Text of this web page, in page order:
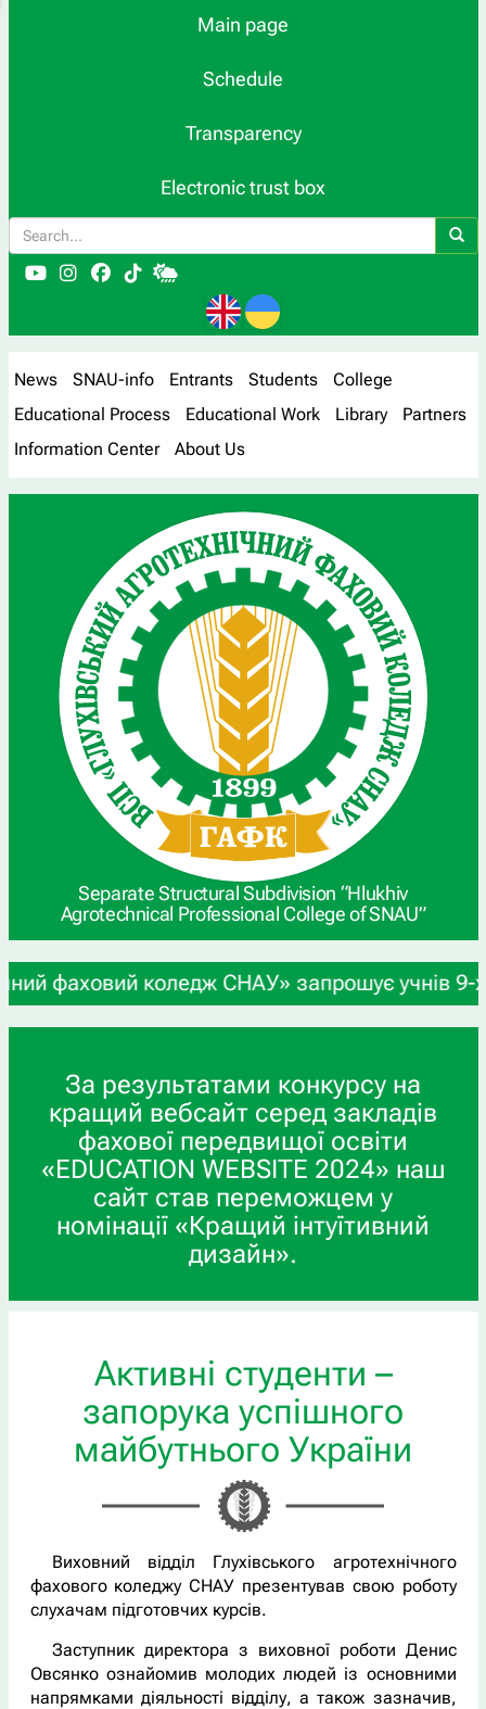
Main page
Schedule
Transparency
Electronic trust box
News SNAU-info Entrants Students
College
Educational Process
Educational Work Library
Partners
Information Center
About Us
Separate Structural Subdivision “Hlukhiv
Agrotechnical Professional College of SNAU”
коледж СНАУ» запрошує учнів 9-х та 11-х
За результатами конкурсу на
кращий вебсайт серед закладів
фахової передвищої освіти
«EDUCATION WEBSITE 2024» наш
сайт став переможцем у
номінації «Кращий інтуїтивний
дизайн».
Активні студенти –
запорука успішного
майбутнього України
Виховний відділ Глухівського агротехнічного
фахового коледжу СНАУ презентував свою роботу
слухачам підготовчих курсів.
Заступник директора з виховної роботи Денис
Овсянко ознайомив молодих людей із основними
напрямками діяльності відділу, а також зазначив,